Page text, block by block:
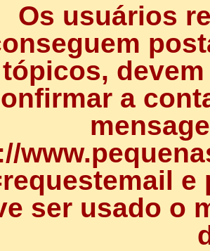
Os usuários
tópicos,
a
ser usado o